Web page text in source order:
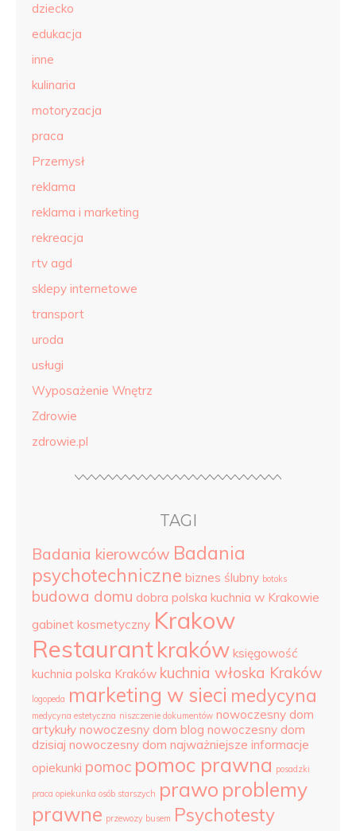
dziecko
edukacja
inne
kulinaria
motoryzacja
praca
Przemysł
reklama
reklama i marketing
rekreacja
rtv agd
sklepy internetowe
transport
uroda
usługi
Wyposażenie Wnętrz
Zdrowie
zdrowie.pl
TAGI
Badania kierowców Badania
psychotechniczne biznes ślubny botoks
budowa domu dobra polska kuchnia w Krakowie
gabinet kosmetyczny Krakow
Restaurantkraków księgowość
kuchnia polska Kraków kuchnia włoska Kraków
logopeda marketing w sieci medycyna
medycyna estetyczna niszczenie dokumentów nowoczesny dom
artykuły nowoczesny dom blog nowoczesny dom
dzisiaj nowoczesny dom najważniejsze informacje
opiekunki pomoc pomoc prawna posadzki
praca opiekunka osób starszych prawo problemy
prawne przewozy busem Psychotesty